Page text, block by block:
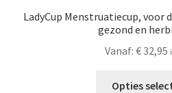
LadyCup Menstruatiecup, voor
gezond en
Vanaf: €32,95
Opties